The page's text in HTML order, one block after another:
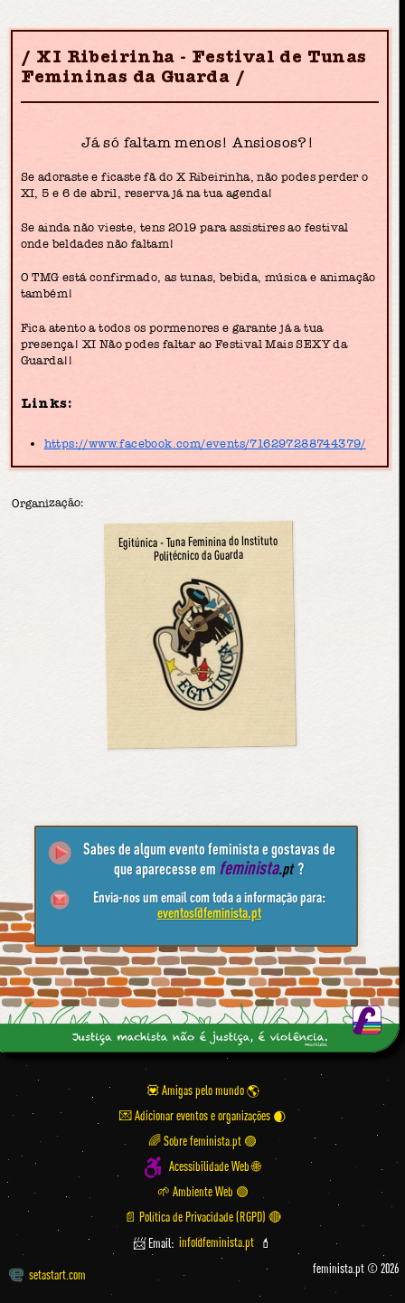
XI Ribeirinha - Festival de Tunas
Femininas da Guarda
Já só faltam menos! Ansiosos?!
Se adoraste e ficaste fã do X Ribeirinha, não podes perder o
XI, 5 e 6 de abril, reserva já na tua agenda!
Se ainda não vieste, tens 2019 para assistires ao festival
onde beldades não faltam!
O TMG está confirmado, as tunas, bebida, música e animação
também!
Fica atento a todos os pormenores e garante já a tua
presença! XI Não podes faltar ao Festival Mais SEXY da
Guarda!!
Links:
https://www.facebook.com/events/716297288744379/
Organização:
Egitúnica - Tuna Feminina do Instituto
Politécnico da Guarda
Sabes de algum evento feminista e gostavas de
que aparecesse em feminista.pt ?
Envia-nos um email com toda a informação para:
eventos@feminista.pt
💟 Amigas pelo mundo
💌 Adicionar eventos e organizações
🌈 Sobre feminista.pt 🟣
Acessibilidade Web 🌐
🌱 Ambiente Web 🟢
📄 Política de Privacidade (RGPD) 🔴
📨 Email: info@feminista.pt 💄
setastart.com feminista.pt © 2026